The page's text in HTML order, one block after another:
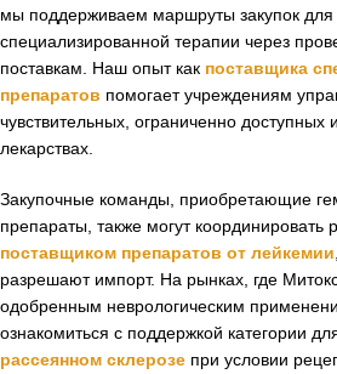
мы поддерживаем маршруты закупок для
специализированной терапии через
поставкам. Наш опыт как поставщика
препаратов помогает учреждениям
чувствительных, ограниченно
лекарствах.
Закупочные команды, приобретающие
препараты, также могут координировать
поставщиком препаратов от лейкемии
разрешают импорт. На рынках, где
одобренным неврологическим
ознакомиться с поддержкой категории
рассеянном склерозе при условии